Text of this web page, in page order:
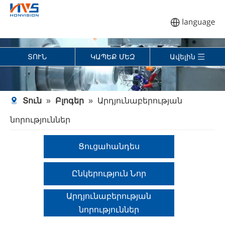
ՏՈՒՆ ԿԱՊԵՔ ՄԵԶ Ավելին
Տուն » Բլոգեր » Արդյունաբերության
նորություններ
Ցուցահանդես
Ընկերություն Նոր
Արդյունաբերության
նորություններ